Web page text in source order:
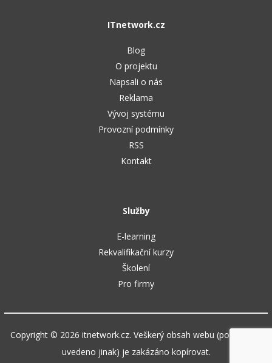
ITnetwork.cz
Blog
O projektu
Napsali o nás
Reklama
Vývoj systému
Provozní podmínky
RSS
Kontakt
Služby
E-learning
Rekvalifikační kurzy
Školení
Pro firmy
Copyright © 2026 itnetwork.cz. Veškerý obsah webu (pokud není
uvedeno jinak) je zakázáno kopírovat.